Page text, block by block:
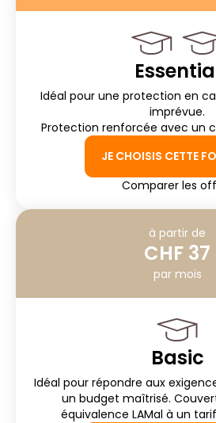
Idéal pour une protection en
imprévue.
Protection renforcée avec un
JE CHOISIS CETTE
Comparer les
à partir de
CHF 37
par mois
Basic
Idéal pour répondre aux
un budget maîtrisé.
équivalence LAMal à un